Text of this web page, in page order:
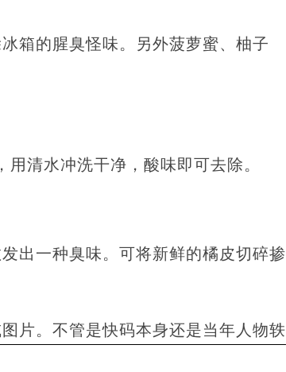
箱的腥臭怪味。另外菠萝蜜、柚子
清水冲洗干净，酸味即可去除。
出一种臭味。可将新鲜的橘皮切碎掺
片。不管是快码本身还是当年人物轶